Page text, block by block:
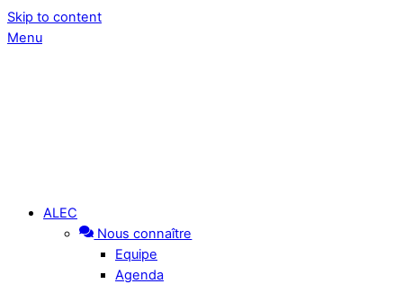
Skip to content
Menu
ALEC
Nous connaître
Equipe
Agenda